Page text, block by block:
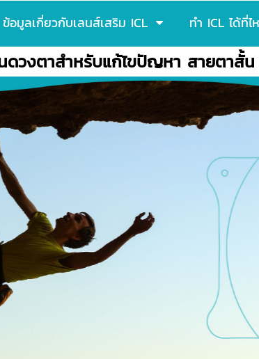
ข้อมูลเกี่ยวกับเลนส์เสริม ICL ทำ ICL ได้ที่ไ
ดวงตาสำหรับแก้ไขปัญหา สายตาสั้น